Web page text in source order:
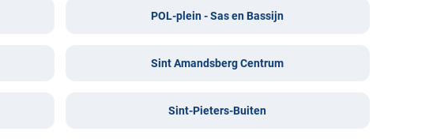
POL-plein - Sas en Bassijn
Sint Amandsberg Centrum
Sint-Pieters-Buiten